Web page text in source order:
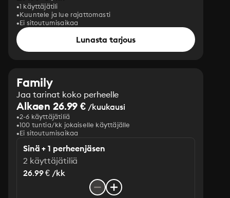
1 käyttäjätili
Kuuntele ja lue rajattomasti
Ei sitoutumisaikaa
Lunasta tarjous
Family
Jaa tarinat koko perheelle
Alkaen 26.99 € /kuukausi
2-6 käyttäjätiliä
100 tuntia/kk jokaiselle käyttäjälle
Ei sitoutumisaikaa
Sinä + 1 perheenjäsen
2 käyttäjätiliä
26.99 € /kk